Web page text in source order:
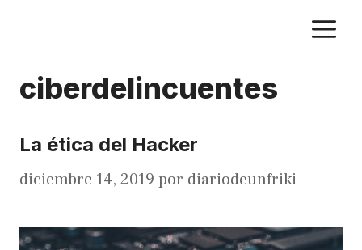
ciberdelincuentes
La ética del Hacker
diciembre 14, 2019 por diariodeunfriki